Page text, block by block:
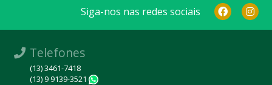
Siga-nos nas redes sociais
Telefones
(13) 3461-7418
(13) 9 9139-3521